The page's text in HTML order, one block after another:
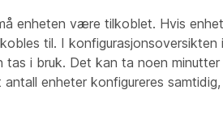
enheten være tilkoblet. Hvis
til. I konfigurasjonsoversikten
i bruk. Det kan ta noen
enheter konfigureres